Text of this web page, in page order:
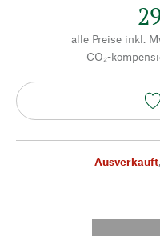
alle Preise inkl.
CO₂-
Ausverkauft,